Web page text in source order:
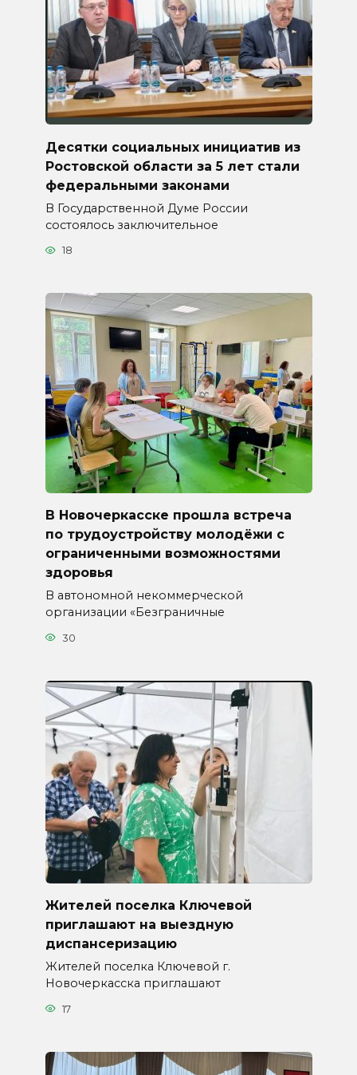
Десятки социальных инициатив из
Ростовской области за 5 лет стали
федеральными законами
В Государственной Думе России
состоялось заключительное
18
В Новочеркасске прошла встреча
по трудоустройству молодёжи с
ограниченными возможностями
здоровья
В автономной некоммерческой
организации «Безграничные
30
Жителей поселка Ключевой
приглашают на выездную
диспансеризацию
Жителей поселка Ключевой г.
Новочеркасска приглашают
17